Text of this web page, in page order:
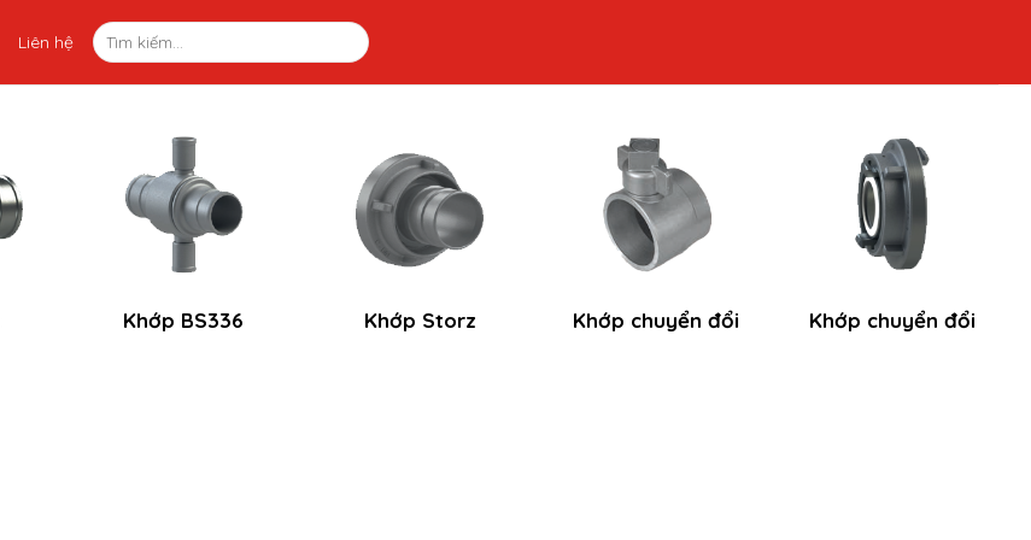
Liên hệ
Khớp BS336 Khớp Storz Khớp chuyển đổi Khớp chuyển đổi